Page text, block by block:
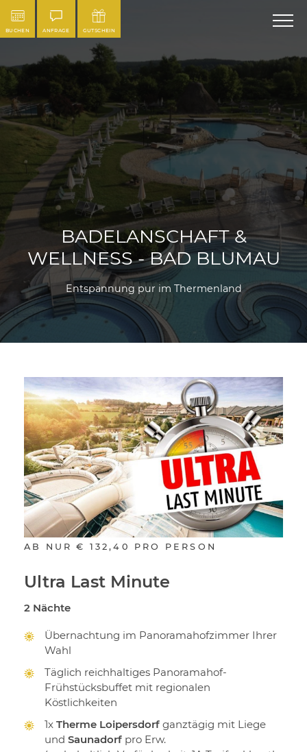
BUCHEN ANFRAGE GUTSCHEIN
BADELANSCHAFT &
WELLNESS - BAD BLUMAU
Entspannung pur im Thermenland
AB NUR€ 132,40 PRO PERSON
Ultra Last Minute
2 Nächte
Übernachtung im Panoramahofzimmer Ihrer
Wahl
Täglich reichhaltiges Panoramahof-
Frühstücksbuffet mit regionalen
Köstlichkeiten
1x Therme Loipersdorf ganztägig mit Liege
und Saunadorf pro Erw.